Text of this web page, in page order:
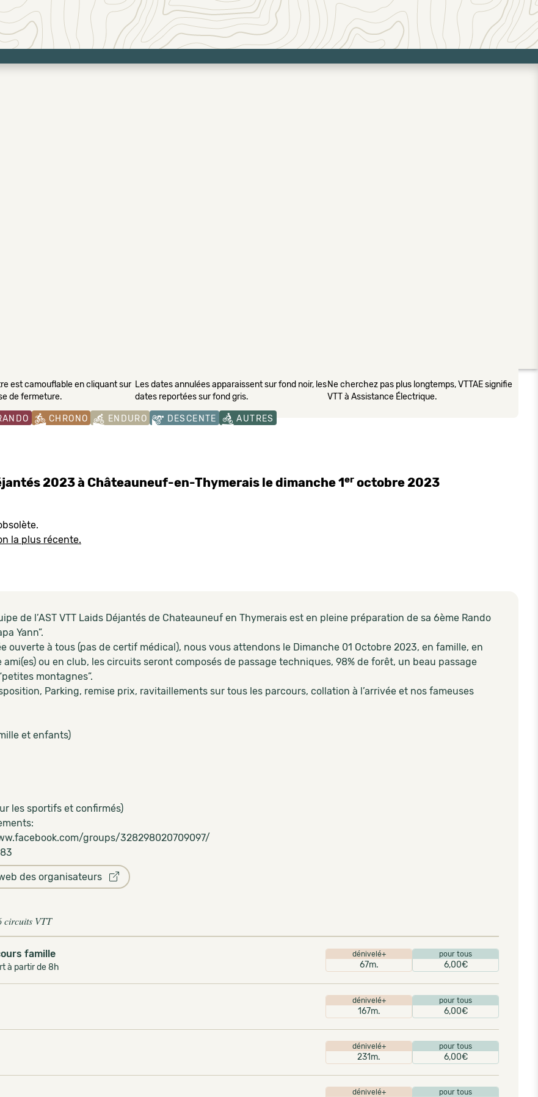
est camouflable en cliquant sur
de fermeture.
Les dates annulées apparaissent sur fond noir, les
dates reportées sur fond gris.
Ne cherchez pas plus longtemps, VTTAE signifie
VTT à Assistance Électrique.
CHRONO ENDURO DESCENTE AUTRES
2023 à Châteauneuf-en-Thymerais le dimanche 1er octobre 2023
la plus récente.
de l’AST VTT Laids Déjantés de Chateauneuf en Thymerais est en pleine préparation de sa 6ème Rando
Yann”.
ouverte à tous (pas de certif médical), nous vous attendons le Dimanche 01 Octobre 2023, en famille, en
ami(es) ou en club, les circuits seront composés de passage techniques, 98% de forêt, un beau passage
montagnes”.
Parking, remise prix, ravitaillements sur tous les parcours, collation à l’arrivée et nos fameuses
et enfants)
les sportifs et confirmés)
groups/328298020709097/
des organisateurs
circuits VTT
famille
à partir de 8h
dénivelé+
67m.
pour tous
6,00€
dénivelé+
167m.
pour tous
6,00€
dénivelé+
231m.
pour tous
6,00€
dénivelé+ pour tous